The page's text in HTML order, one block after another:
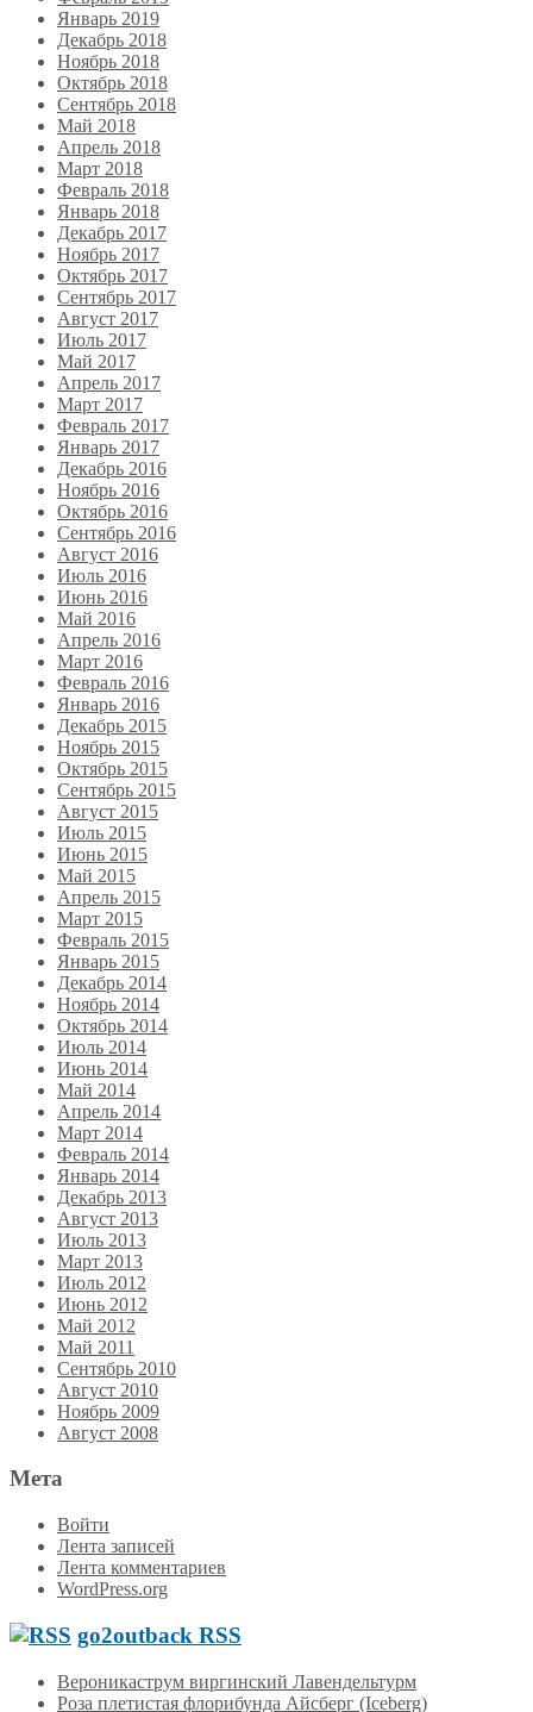
Январь 2019
Декабрь 2018
Ноябрь 2018
Октябрь 2018
Сентябрь 2018
Май 2018
Апрель 2018
Март 2018
Февраль 2018
Январь 2018
Декабрь 2017
Ноябрь 2017
Октябрь 2017
Сентябрь 2017
Август 2017
Июль 2017
Май 2017
Апрель 2017
Март 2017
Февраль 2017
Январь 2017
Декабрь 2016
Ноябрь 2016
Октябрь 2016
Сентябрь 2016
Август 2016
Июль 2016
Июнь 2016
Май 2016
Апрель 2016
Март 2016
Февраль 2016
Январь 2016
Декабрь 2015
Ноябрь 2015
Октябрь 2015
Сентябрь 2015
Август 2015
Июль 2015
Июнь 2015
Май 2015
Апрель 2015
Март 2015
Февраль 2015
Январь 2015
Декабрь 2014
Ноябрь 2014
Октябрь 2014
Июль 2014
Июнь 2014
Май 2014
Апрель 2014
Март 2014
Февраль 2014
Январь 2014
Декабрь 2013
Август 2013
Июль 2013
Март 2013
Июль 2012
Июнь 2012
Май 2012
Май 2011
Сентябрь 2010
Август 2010
Ноябрь 2009
Август 2008
Мета
Войти
Лента записей
Лента комментариев
WordPress.org
go2outback RSS
Вероникаструм виргинский Лавендельтурм
Роза плетистая флорибунда Айсберг (Iceberg)